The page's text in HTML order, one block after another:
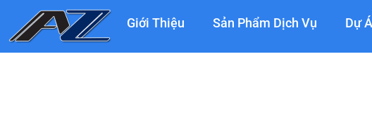
nội
Giới Thiệu Sản Phẩm Dịch Vụ Dự